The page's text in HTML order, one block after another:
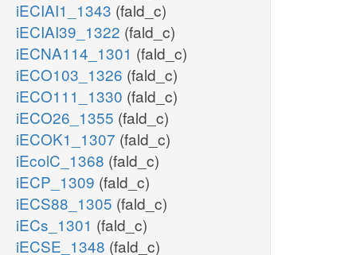
iECIAI1_1343 (fald_c)
iECIAI39_1322 (fald_c)
iECNA114_1301 (fald_c)
iECO103_1326 (fald_c)
iECO111_1330 (fald_c)
iECO26_1355 (fald_c)
iECOK1_1307 (fald_c)
iEcolC_1368 (fald_c)
iECP_1309 (fald_c)
iECS88_1305 (fald_c)
iECs_1301 (fald_c)
iECSE_1348 (fald_c)